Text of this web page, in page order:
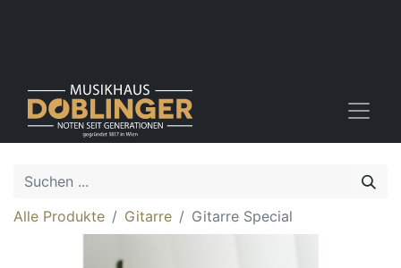
Alle Produkte Gitarre Gitarre Special